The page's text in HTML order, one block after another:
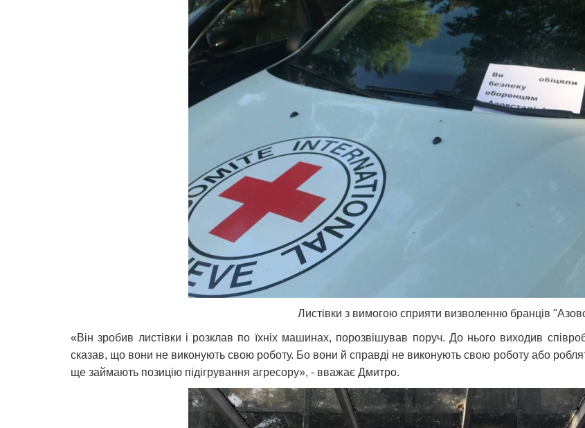
Листівки з вимогою сприяти визволенню бранців
«Він зробив листівки і розклав по їхніх машинах, порозвішував поруч. До нього виходив
сказав, що вони не виконують свою роботу. Бо вони й справді не виконують свою роботу або
ще займають позицію підігрування агресору», - вважає Дмитро.